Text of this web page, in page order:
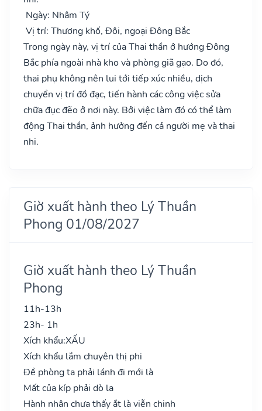
Ngày: Nhâm Tý
Vị trí: Thương khố, Đôi, ngoại Đông Bắc
Trong ngày này, vị trí của Thai thần ở hướng Đông
Bắc phía ngoài nhà kho và phòng giã gạo. Do đó,
thai phụ không nên lui tới tiếp xúc nhiều, dịch
chuyển vị trí đồ đạc, tiến hành các công việc sửa
chữa đục đẽo ở nơi này. Bởi việc làm đó có thể làm
động Thai thần, ảnh hưởng đến cả người mẹ và thai
nhi.
Giờ xuất hành theo Lý Thuần
Phong 01/08/2027
Giờ xuất hành theo Lý Thuần
Phong
11h-13h
23h- 1h
Xích khẩu:XẤU
Xích khẩu lắm chuyên thị phi
Đề phòng ta phải lánh đi mới là
Mất của kíp phải dò la
Hành nhân chưa thấy ắt là viễn chinh